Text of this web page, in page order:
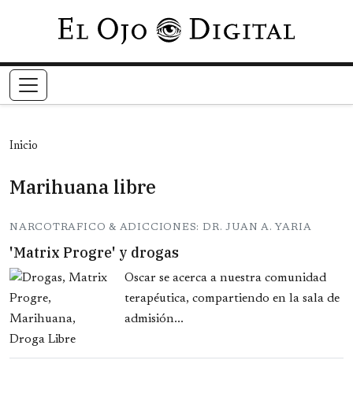
Pasar al contenido principal
Inicio
Marihuana libre
NARCOTRAFICO & ADICCIONES: DR. JUAN A. YARIA
'Matrix Progre' y drogas
Oscar se acerca a nuestra comunidad
terapéutica, compartiendo en la sala de
admisión...